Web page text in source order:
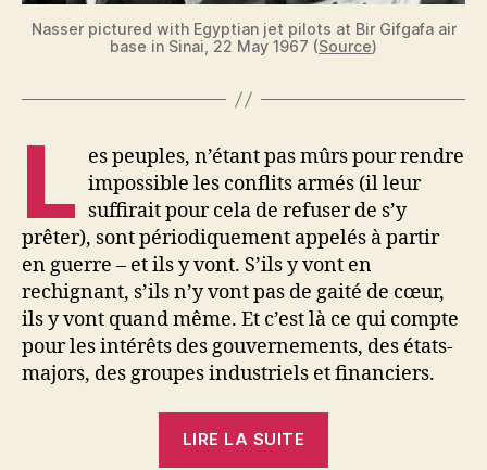
Nasser pictured with Egyptian jet pilots at Bir Gifgafa air
base in Sinai, 22 May 1967 (Source)
L es peuples, n’étant pas mûrs pour rendre
impossible les conflits armés (il leur
suffirait pour cela de refuser de s’y
prêter), sont périodiquement appelés à partir
en guerre – et ils y vont. S’ils y vont en
rechignant, s’ils n’y vont pas de gaité de cœur,
ils y vont quand même. Et c’est là ce qui compte
pour les intérêts des gouvernements, des états-
majors, des groupes industriels et financiers.
LIRE LA SUITE